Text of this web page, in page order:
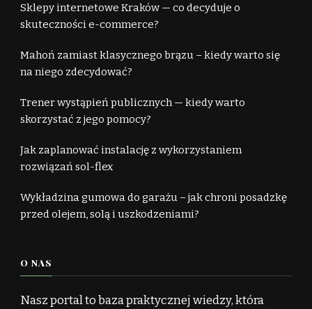
Sklepy internetowe Kraków — co decyduje o
skuteczności e-commerce?
Mahoń zamiast klasycznego brązu – kiedy warto się
na niego zdecydować?
Trener wystąpień publicznych — kiedy warto
skorzystać z jego pomocy?
Jak zaplanować instalację z wykorzystaniem
rozwiązań sol-flex
Wykładzina gumowa do garażu – jak chroni posadzkę
przed olejem, solą i uszkodzeniami?
O NAS
Nasz portal to baza praktycznej wiedzy, która